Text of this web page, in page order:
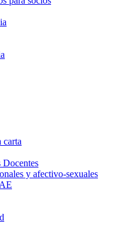
carta
y afectivo-sexuales